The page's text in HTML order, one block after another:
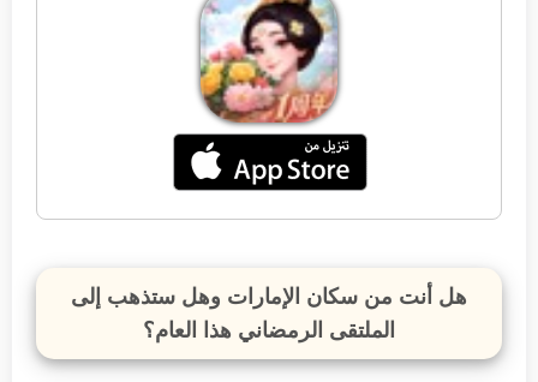
هل أنت من سكان الإمارات وهل ستذهب إلى
الملتقى الرمضاني هذا العام؟